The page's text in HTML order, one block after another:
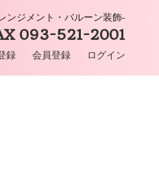
ンジメント・バルーン装飾-
093-521-2001
録 会員登録 ログイン